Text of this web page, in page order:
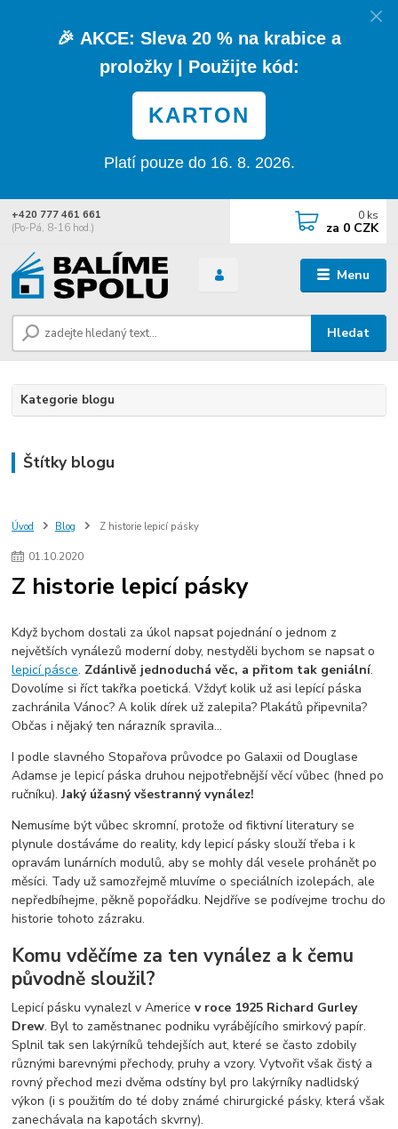
🎉 AKCE: Sleva 20 % na krabice a
proložky| Použijte kód:
KARTON
Platí pouze do 16. 8. 2026.
Menu
Hledat
+420 777 461 661
(Po-Pá, 8-16 hod.)
0 ks
za 0 CZK
Kategorie blogu
Štítky blogu
Úvod Blog Z historie lepicí pásky
01.10.2020
Z historie lepicí pásky
Když bychom dostali za úkol napsat pojednání o jednom z
největších vynálezů moderní doby, nestyděli bychom se napsat o
lepicí pásce. Zdánlivě jednoduchá věc, a přitom tak geniální.
Dovolíme si říct takřka poetická. Vždyť kolik už asi lepící páska
zachránila Vánoc? A kolik dírek už zalepila? Plakátů připevnila?
Občas i nějaký ten nárazník spravila…
I podle slavného Stopařova průvodce po Galaxii od Douglase
Adamse je lepicí páska druhou nejpotřebnější věcí vůbec (hned po
ručníku).Jaký úžasný všestranný vynález!
Nemusíme být vůbec skromní, protože od fiktivní literatury se
plynule dostáváme do reality, kdy lepicí pásky slouží třeba i k
opravám lunárních modulů, aby se mohly dál vesele prohánět po
měsíci. Tady už samozřejmě mluvíme o speciálních izolepách, ale
nepředbíhejme, pěkně popořádku. Nejdříve se podívejme trochu do
historie tohoto zázraku.
Komu vděčíme za ten vynález a k čemu
původně sloužil?
Lepicí pásku vynalezl v Americev roce 1925 Richard Gurley
Drew. Byl to zaměstnanec podniku vyrábějícího smirkový papír.
Splnil tak sen lakýrníků tehdejších aut, které se často zdobily
různými barevnými přechody, pruhy a vzory. Vytvořit však čistý a
rovný přechod mezi dvěma odstíny byl pro lakýrníky nadlidský
výkon (i s použitím do té doby známé chirurgické pásky, která však
zanechávala na kapotách skvrny).